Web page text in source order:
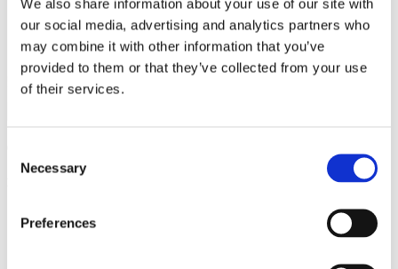
We also share information about your use of our site with
our social media, advertising and analytics partners who
may combine it with other information that you’ve
provided to them or that they’ve collected from your use
of their services.
Selection
Necessary
Preferences